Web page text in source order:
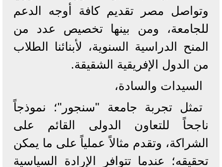
وتواصل مصر تقديم كافة أوجه الدعم
للجامعة، ومن بينها تخصيص عدد من
المنح الدراسية السنوية، لأبنائنا الطلاب
من الدول الإفريقية الشقيقة.
السيدات والسادة،
تمثل تجربة جامعة "سنجور"؛ نموذجاً
ناجحاً للتعاون الدولى القائم على
الشراكة، وتقدم مثالاً عملياً على ما يمكن
تحقيقه؛ عندما تتوافر الإرادة السياسية